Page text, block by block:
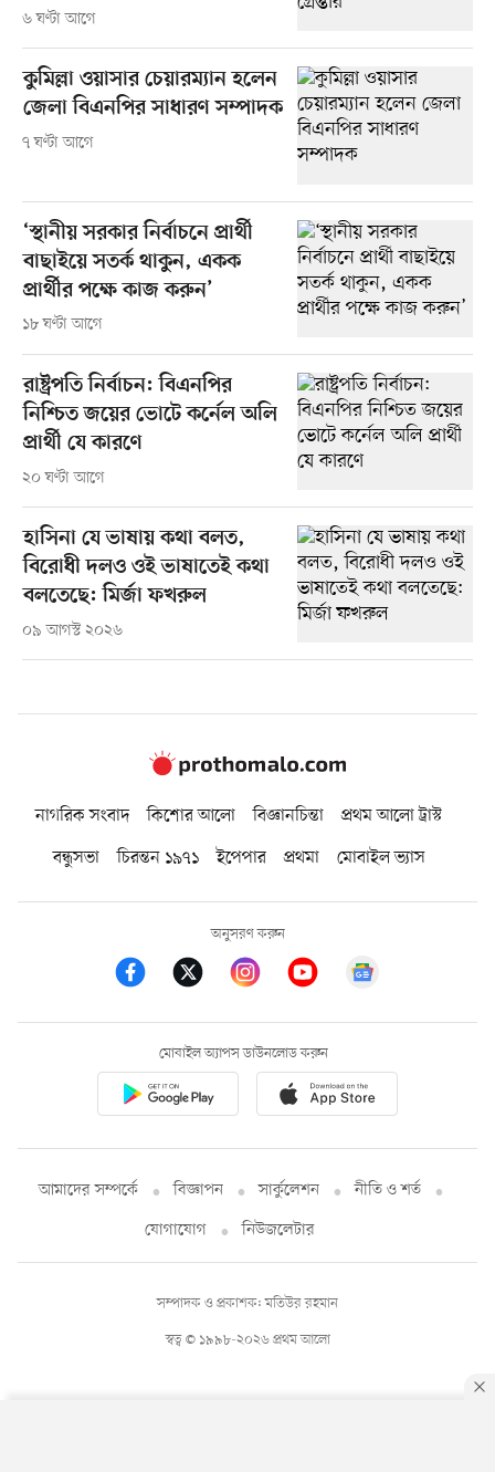
৬ ঘণ্টা আগে
কুমিল্লা ওয়াসার চেয়ারম্যান হলেন
জেলা বিএনপির সাধারণ সম্পাদক
৭ ঘণ্টা আগে
‘স্থানীয় সরকার নির্বাচনে প্রার্থী
বাছাইয়ে সতর্ক থাকুন, একক
প্রার্থীর পক্ষে কাজ করুন’
১৮ ঘণ্টা আগে
রাষ্ট্রপতি নির্বাচন: বিএনপির
নিশ্চিত জয়ের ভোটে কর্নেল অলি
প্রার্থী যে কারণে
২০ ঘণ্টা আগে
হাসিনা যে ভাষায় কথা বলত,
বিরোধী দলও ওই ভাষাতেই কথা
বলতেছে: মির্জা ফখরুল
০৯ আগস্ট ২০২৬
নাগরিক সংবাদ কিশোর আলো বিজ্ঞানচিন্তা
প্রথম আলো ট্রাস্ট
বন্ধুসভা
চিরন্তন ১৯৭১ ইপেপার প্রথমা মোবাইল ভ্যাস
অনুসরণ করুন
মোবাইল অ্যাপস ডাউনলোড করুন
আমাদের সম্পর্কে বিজ্ঞাপন সার্কুলেশন
নীতি ও শর্ত
যোগাযোগ
নিউজলেটার
স্বত্ব © ১৯৯৮-২০২৬ প্রথম আলো
সম্পাদক ও প্রকাশক: মতিউর রহমান